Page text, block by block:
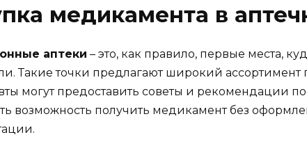
медикамента в
аптеки – это, как правило, первые места,
Такие точки предлагают широкий ассортимент
могут предоставить советы и рекомендации
возможность получить медикамент без